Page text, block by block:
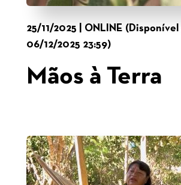
25/11/2025 | ONLINE (Disponível
06/12/2025 23:59)
Mãos à Terra